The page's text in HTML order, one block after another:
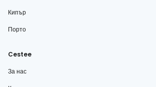
Кипър
Порто
Cestee
За нас